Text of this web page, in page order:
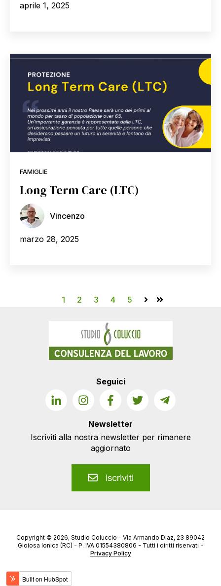
aprile 1, 2025
FAMIGLIE
Long Term Care (LTC)
Vincenzo
marzo 28, 2025
1 2 3 4 5
AvantiUltima
Seguici
Newsletter
Iscriviti alla nostra newsletter per rimanere
aggiornato
iscriviti
Copyright © 2026, Studio Coluccio - Via Armando Diaz, 23 89042
Gioiosa Ionica (RC) - P. IVA 01554380806 - Tutti i diritti riservati -
Privacy Policy